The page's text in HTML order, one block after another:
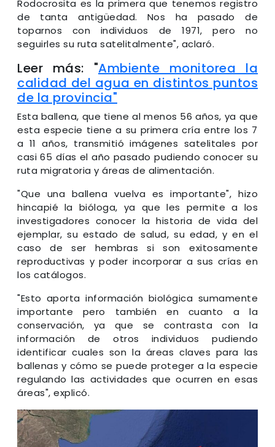
Rodocrosita es la primera que tenemos registro
de tanta antigüedad. Nos ha pasado de
toparnos con individuos de 1971, pero no
seguirles su ruta satelitalmente", aclaró.
Leer más: "Ambiente monitorea la
calidad del agua en distintos puntos
de la provincia"
Esta ballena, que tiene al menos 56 años, ya que
esta especie tiene a su primera cría entre los 7
a 11 años, transmitió imágenes satelitales por
casi 65 días el año pasado pudiendo conocer su
ruta migratoria y áreas de alimentación.
"Que una ballena vuelva es importante", hizo
hincapié la bióloga, ya que les permite a los
investigadores conocer la historia de vida del
ejemplar, su estado de salud, su edad, y en el
caso de ser hembras si son exitosamente
reproductivas y poder incorporar a sus crías en
los catálogos.
"Esto aporta información biológica sumamente
importante pero también en cuanto a la
conservación, ya que se contrasta con la
información de otros individuos pudiendo
identificar cuales son la áreas claves para las
ballenas y cómo se puede proteger a la especie
regulando las actividades que ocurren en esas
áreas", explicó.